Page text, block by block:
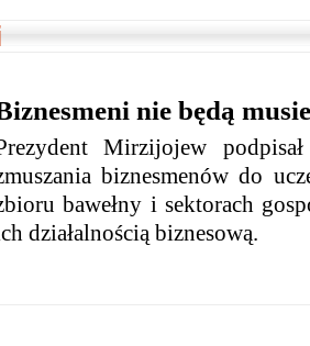
nie będą
Mirzijojew
biznesmenów do
bawełny i sektorach
działalnością biznesową.